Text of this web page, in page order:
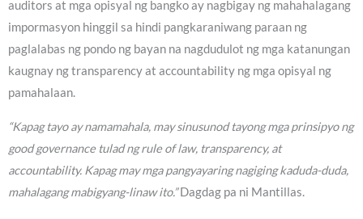
auditors at mga opisyal ng bangko ay nagbigay ng mahahalagang
impormasyon hinggil sa hindi pangkaraniwang paraan ng
paglalabas ng pondo ng bayan na nagdudulot ng mga katanungan
kaugnay ng transparency at accountability ng mga opisyal ng
pamahalaan.
“Kapag tayo ay namamahala, may sinusunod tayong mga prinsipyo ng
good governance tulad ng rule of law, transparency, at
accountability. Kapag may mga pangyayaring nagiging kaduda-duda,
mahalagang mabigyang-linaw ito.”Dagdag pa ni Mantillas.